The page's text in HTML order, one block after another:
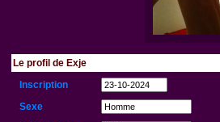
Le profil de Exje
Inscription
Sexe